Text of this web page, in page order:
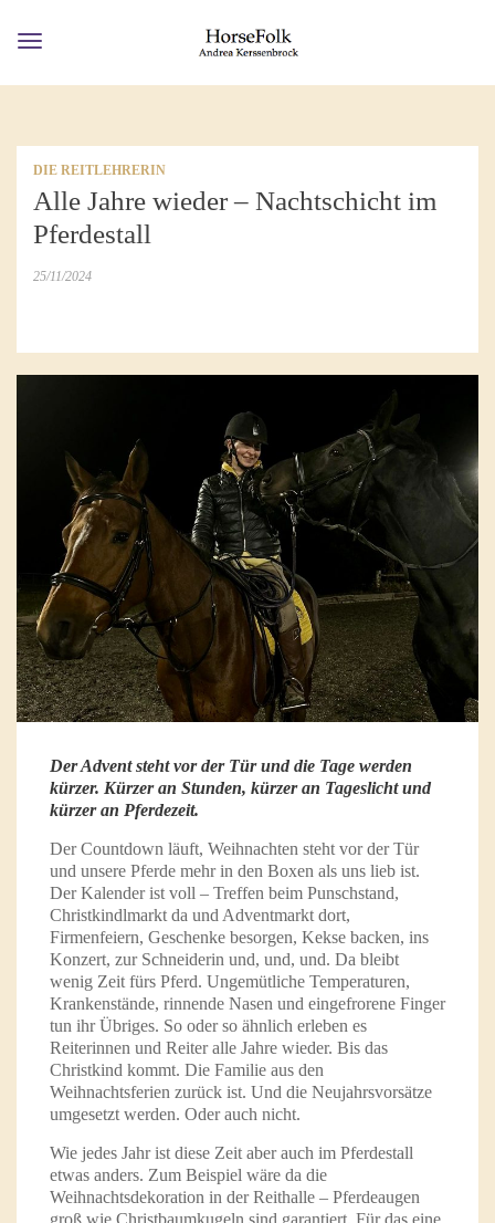
Toggle
DIE REITLEHRERIN
Alle Jahre wieder – Nachtschicht im
Pferdestall
25/11/2024
Der Advent steht vor der Tür und die Tage werden
kürzer. Kürzer an Stunden, kürzer an Tageslicht und
kürzer an Pferdezeit.
Der Countdown läuft, Weihnachten steht vor der Tür
und unsere Pferde mehr in den Boxen als uns lieb ist.
Der Kalender ist voll – Treffen beim Punschstand,
Christkindlmarkt da und Adventmarkt dort,
Firmenfeiern, Geschenke besorgen, Kekse backen, ins
Konzert, zur Schneiderin und, und, und. Da bleibt
wenig Zeit fürs Pferd. Ungemütliche Temperaturen,
Krankenstände, rinnende Nasen und eingefrorene Finger
tun ihr Übriges. So oder so ähnlich erleben es
Reiterinnen und Reiter alle Jahre wieder. Bis das
Christkind kommt. Die Familie aus den
Weihnachtsferien zurück ist. Und die Neujahrsvorsätze
umgesetzt werden. Oder auch nicht.
Wie jedes Jahr ist diese Zeit aber auch im Pferdestall
etwas anders. Zum Beispiel wäre da die
Weihnachtsdekoration in der Reithalle – Pferdeaugen
groß wie Christbaumkugeln sind garantiert. Für das eine